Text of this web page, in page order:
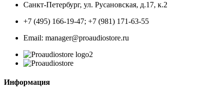
Санкт-Петербург, ул. Русановская, д.17, к.2
+7 (495) 166-19-47; +7 (981) 171-63-55
Email: manager@proaudiostore.ru
Информация